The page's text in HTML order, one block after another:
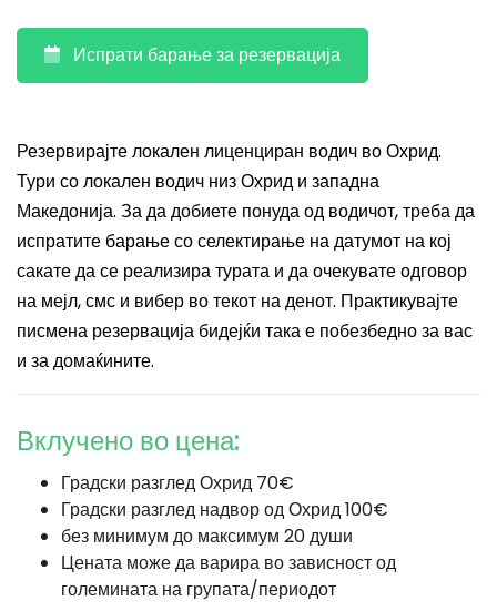
Испрати барање за резервација
Резервирајте локален лиценциран водич во Охрид.
Тури со локален водич низ Охрид и западна
Македонија. За да добиете понуда од водичот, треба да
испратите барање со селектирање на датумот на кој
сакате да се реализира турата и да очекувате одговор
на мејл, смс и вибер во текот на денот. Практикувајте
писмена резервација бидејќи така е побезбедно за вас
и за домаќините.
Вклучено во цена:
Градски разглед Охрид 70€
Градски разглед надвор од Охрид 100€
без минимум до максимум 20 души
Цената може да варира во зависност од
големината на групата/периодот